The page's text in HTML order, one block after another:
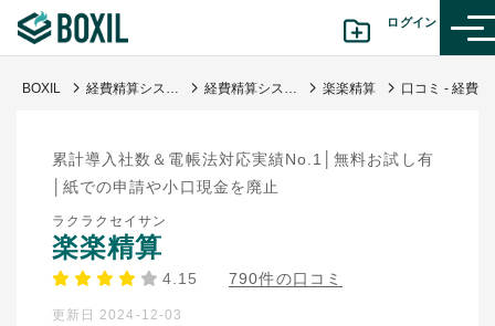
ログイン
診断から探す(β版)
記事から探す
BOXIL 経費精算システム比較おすすめ18選 | タイプ図解や料金表と選び方 経費精算システム 楽楽精算
累計導入社数＆電帳法対応実績No.1│無料お試し有
│紙での申請や小口現金を廃止
ラクラクセイサン
楽楽精算
4.15 790件の口コミ
更新日 2024-12-03